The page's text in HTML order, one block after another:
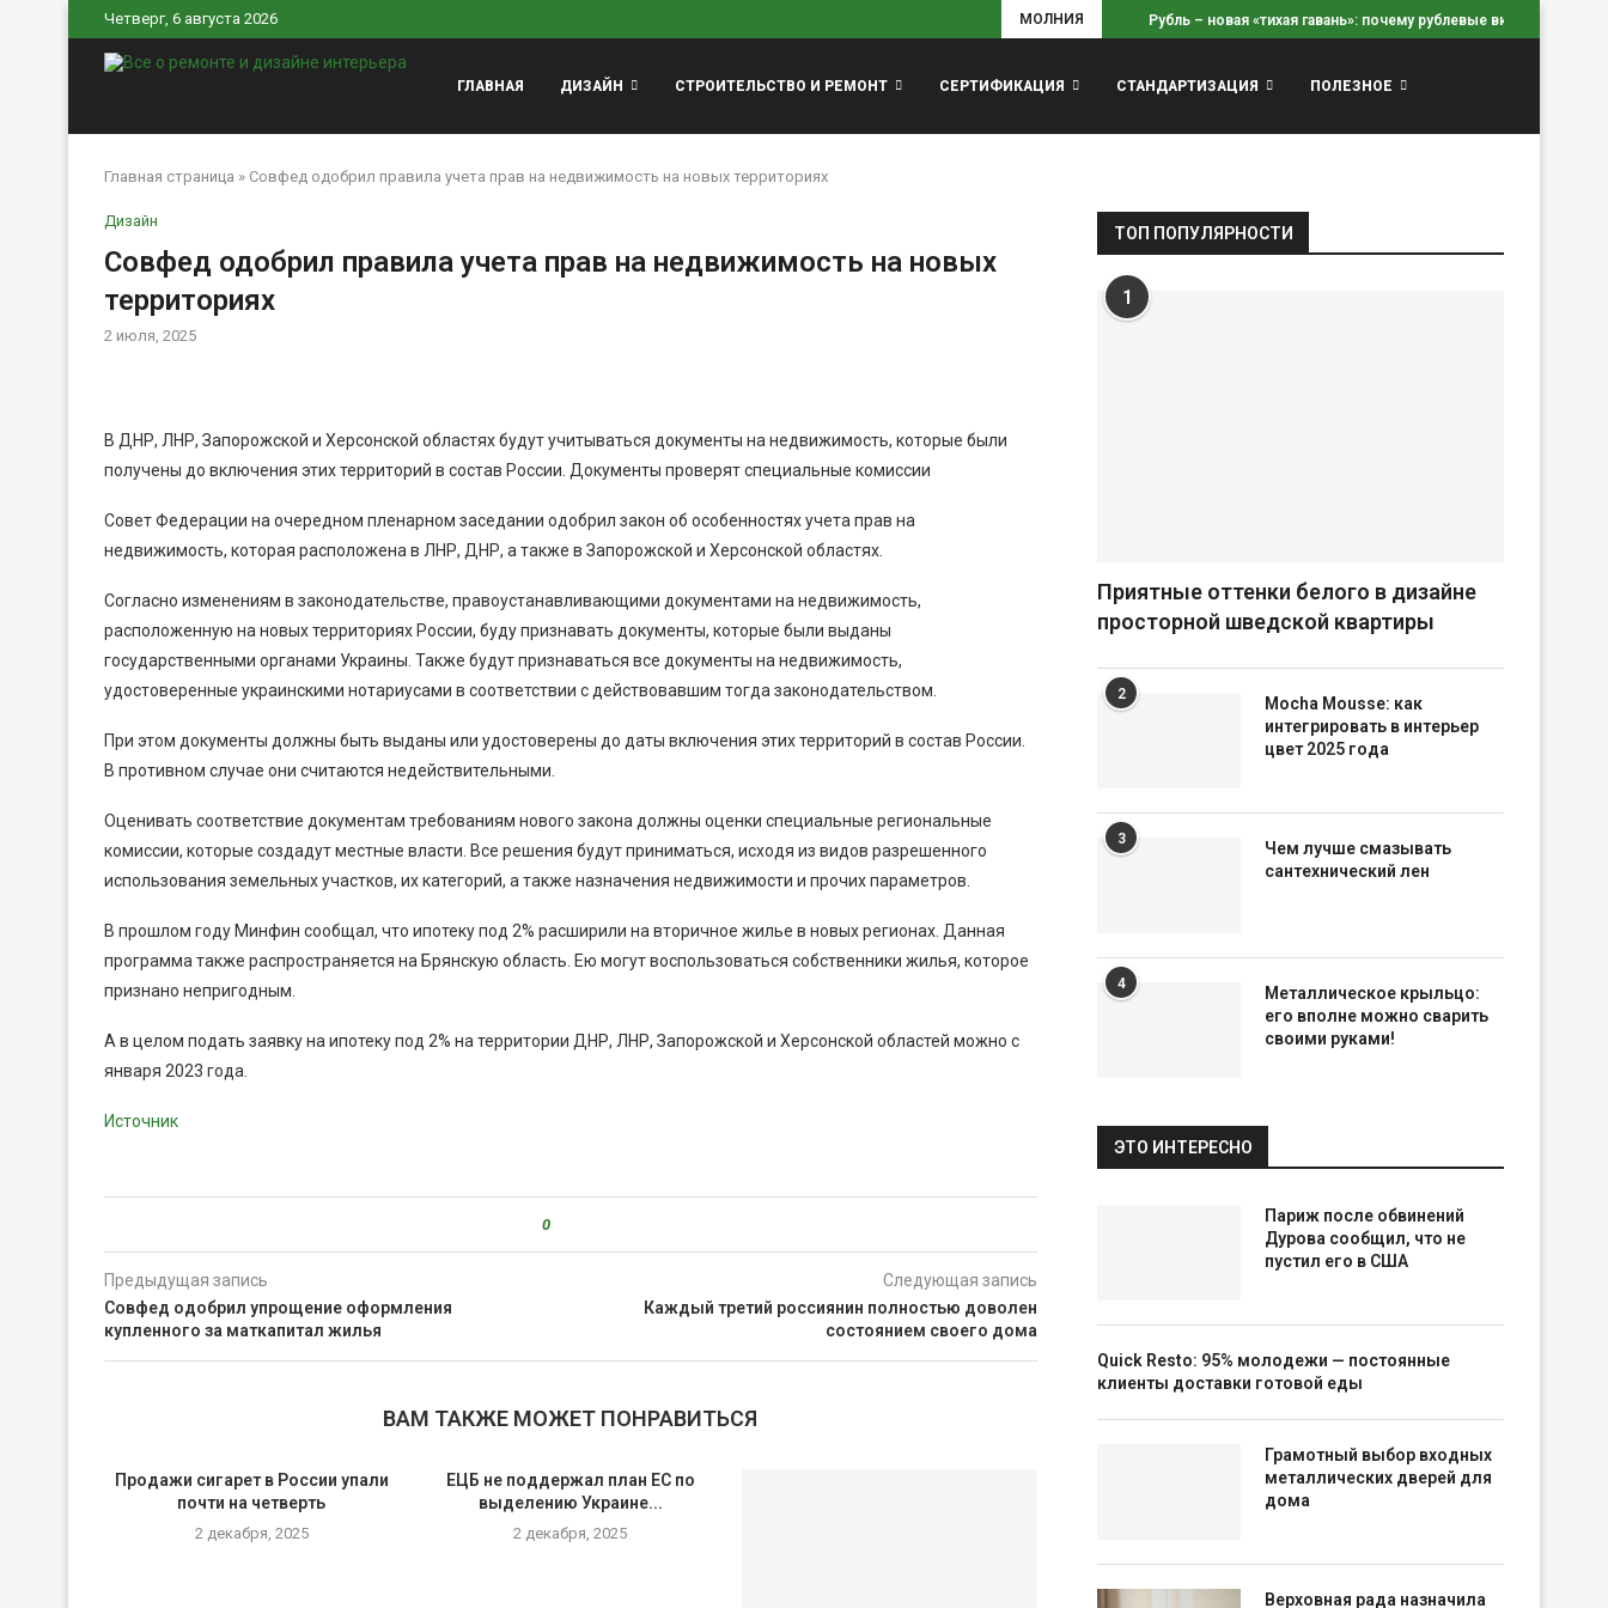
Четверг, 6 августа 2026 МОЛНИЯ Рубль – новая «тихая гавань»: почему рублевые вклады...
ГЛАВНАЯ ДИЗАЙН СТРОИТЕЛЬСТВО И РЕМОНТ СЕРТИФИКАЦИЯ СТАНДАРТИЗАЦИЯ ПОЛЕЗНОЕ
Главная страница » Совфед одобрил правила учета прав на недвижимость на новых территориях
Дизайн
Совфед одобрил правила учета прав на недвижимость на новых
территориях
2 июля, 2025
В ДНР, ЛНР, Запорожской и Херсонской областях будут учитываться документы на недвижимость, которые были
получены до включения этих территорий в состав России. Документы проверят специальные комиссии
Совет Федерации на очередном пленарном заседании одобрил закон об особенностях учета прав на
недвижимость, которая расположена в ЛНР, ДНР, а также в Запорожской и Херсонской областях.
Согласно изменениям в законодательстве, правоустанавливающими документами на недвижимость,
расположенную на новых территориях России, буду признавать документы, которые были выданы
государственными органами Украины. Также будут признаваться все документы на недвижимость,
удостоверенные украинскими нотариусами в соответствии с действовавшим тогда законодательством.
При этом документы должны быть выданы или удостоверены до даты включения этих территорий в состав России.
В противном случае они считаются недействительными.
Оценивать соответствие документам требованиям нового закона должны оценки специальные региональные
комиссии, которые создадут местные власти. Все решения будут приниматься, исходя из видов разрешенного
использования земельных участков, их категорий, а также назначения недвижимости и прочих параметров.
В прошлом году Минфин сообщал, что ипотеку под 2% расширили на вторичное жилье в новых регионах. Данная
программа также распространяется на Брянскую область. Ею могут воспользоваться собственники жилья, которое
признано непригодным.
А в целом подать заявку на ипотеку под 2% на территории ДНР, ЛНР, Запорожской и Херсонской областей можно с
января 2023 года.
Источник
0
Предыдущая запись
Совфед одобрил упрощение оформления
купленного за маткапитал жилья
Следующая запись
Каждый третий россиянин полностью доволен
состоянием своего дома
ВАМ ТАКЖЕ МОЖЕТ ПОНРАВИТЬСЯ
Продажи сигарет в России упали
почти на четверть
2 декабря, 2025
ЕЦБ не поддержал план ЕС по
выделению Украине...
2 декабря, 2025
ТОП ПОПУЛЯРНОСТИ
1
Приятные оттенки белого в дизайне
просторной шведской квартиры
2
Mocha Mousse: как
интегрировать в интерьер
цвет 2025 года
3
Чем лучше смазывать
сантехнический лен
4
Металлическое крыльцо:
его вполне можно сварить
своими руками!
ЭТО ИНТЕРЕСНО
Париж после обвинений
Дурова сообщил, что не
пустил его в США
Quick Resto: 95% молодежи — постоянные
клиенты доставки готовой еды
Грамотный выбор входных
металлических дверей для
дома
Верховная рада назначила